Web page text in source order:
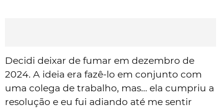
Decidi deixar de fumar em dezembro de
2024. A ideia era fazê-lo em conjunto com
uma colega de trabalho, mas… ela cumpriu a
resolução e eu fui adiando até me sentir